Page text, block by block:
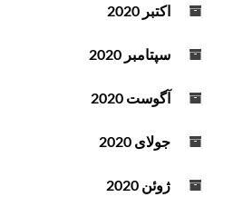
اکتبر 2020
سپتامبر 2020
آگوست 2020
جولای 2020
ژوئن 2020